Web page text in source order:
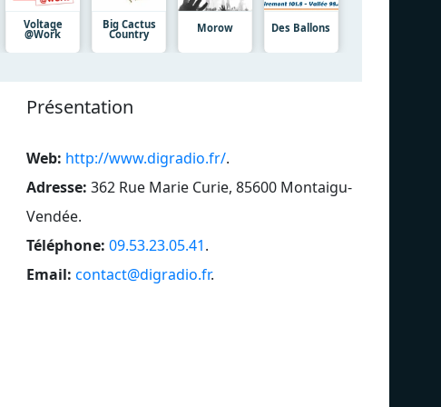
Voltage
@Work
Big Cactus
Country Morow Des Ballons
Présentation
Web: http://www.digradio.fr/.
Adresse: 362 Rue Marie Curie, 85600 Montaigu-
Vendée.
Téléphone: 09.53.23.05.41.
Email: contact@digradio.fr.